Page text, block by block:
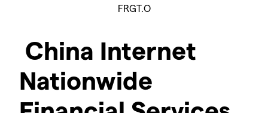
FRGT.O
China Internet
Nationwide